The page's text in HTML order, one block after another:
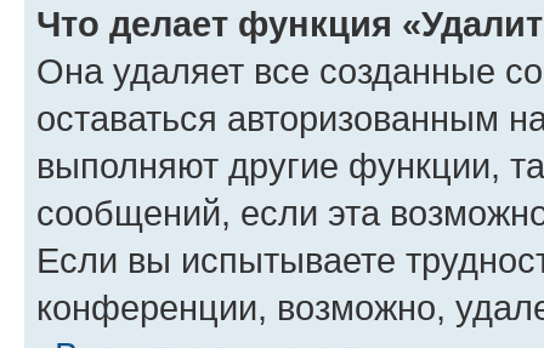
Что делает функция
Она удаляет все созданные
оставаться авторизованным
выполняют другие функции,
сообщений, если эта
Если вы испытываете
конференции, возможно,